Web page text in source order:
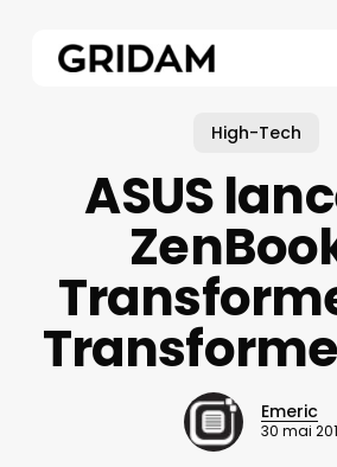
High-Tech
ASUS
Emeric
30 mai